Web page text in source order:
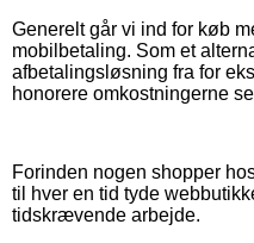
Generelt går vi ind for køb
mobilbetaling. Som et
afbetalingsløsning fra for
honorere omkostningerne
Forinden nogen shopper
til hver en tid tyde
tidskrævende arbejde.